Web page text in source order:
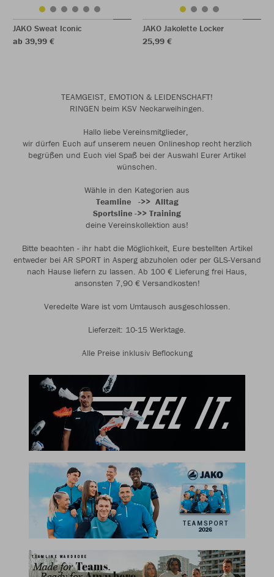
JAKO Sweat Iconic
ab 39,99 €
JAKO Jakolette Locker
25,99 €
TEAMGEIST, EMOTION & LEIDENSCHAFT!
RINGEN beim KSV Neckarweihingen.
Hallo liebe Vereinsmitglieder,
wir dürfen Euch auf unserem neuen Onlineshop recht herzlich
begrüßen und Euch viel Spaß bei der Auswahl Eurer Artikel
wünschen.
Wähle in den Kategorien aus
Teamline ->> Alltag
Sportsline ->> Training
deine Vereinskollektion aus!
Bitte beachten - ihr habt die Möglichkeit, Eure bestellten Artikel
entweder bei AR SPORT in Asperg abzuholen oder per GLS-Versand
nach Hause liefern zu lassen. Ab 100 € Lieferung frei Haus,
ansonsten 7,90 € Versandkosten!
Veredelte Ware ist vom Umtausch ausgeschlossen.
Lieferzeit: 10-15 Werktage.
Alle Preise inklusiv Beflockung